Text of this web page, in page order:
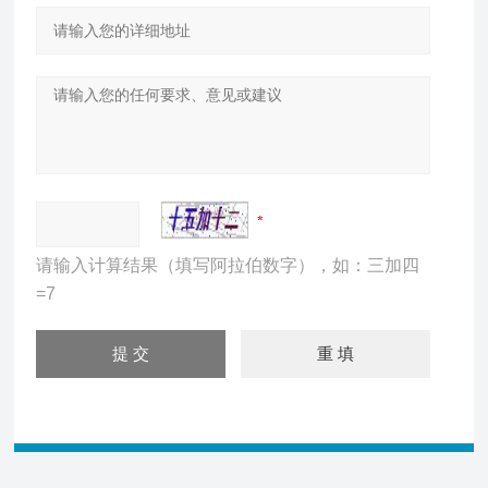
请输入计算结果（填写阿拉伯数字），如：三加四
=7